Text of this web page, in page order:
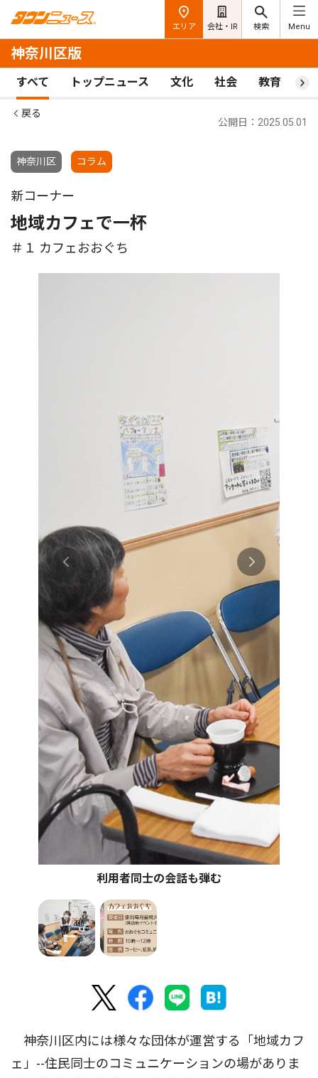
エリア 会社・IR 検索 Menu
神奈川区版
すべて トップニュース 文化 社会 教育 ス
戻る
神奈川区 コラム
公開日：2025.05.01
新コーナー
地域カフェで一杯
＃１ カフェおおぐち
利用者同士の会話も弾む
神奈川区内には様々な団体が運営する「地域カフ
ェ」--住民同士のコミュニケーションの場がありま